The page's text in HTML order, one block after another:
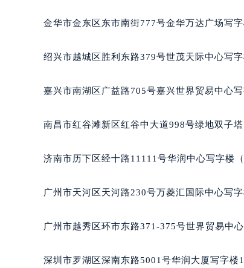
辽宁省盘锦市兴隆台区石油大
辽宁省营口市站前区市府路与
辽宁省沈阳市沈河区中街路83
北京市东城区东长安街1号王
内蒙古自治区阿拉善盟市左旗
内蒙古自治区包头市青山区幸
内蒙古自治区鄂尔多斯市东胜
内蒙古自治区通辽市科尔沁区
金华市金东区东市南街777号金华万达广场写
绍兴市越城区胜利东路379号世茂天际中心写
嘉兴市南湖区广益路705号嘉兴世界贸易中心
南昌市红谷滩新区红谷中大道998号绿地双子
济南市历下区经十路11111号华润中心写字楼
广州市天河区天河路230号万菱汇国际中心写
广州市越秀区环市东路371-375号世界贸易中
深圳市罗湖区深南东路5001号华润大厦写字楼